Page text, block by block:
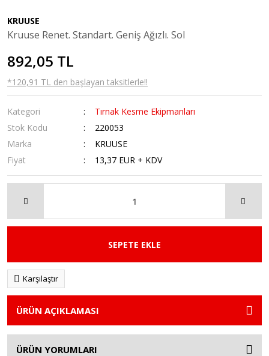
KRUUSE
Kruuse Renet. Standart. Geniş Ağızlı. Sol
892,05 TL
*120,91 TL den başlayan taksitlerle!!
Kategori
Tırnak Kesme Ekipmanları
Stok Kodu
220053
Marka
KRUUSE
Fiyat
13,37 EUR + KDV
SEPETE EKLE
Karşılaştır
ÜRÜN AÇIKLAMASI
ÜRÜN YORUMLARI